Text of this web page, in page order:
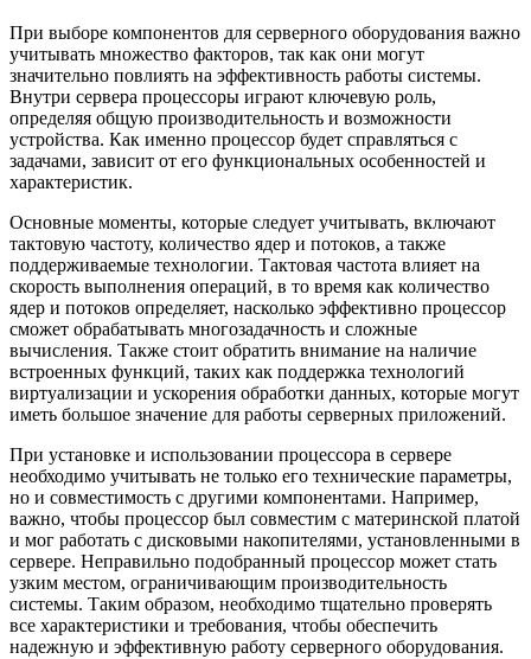
При выборе компонентов для серверного оборудования важно
учитывать множество факторов, так как они могут
значительно повлиять на эффективность работы системы.
Внутри сервера процессоры играют ключевую роль,
определяя общую производительность и возможности
устройства. Как именно процессор будет справляться с
задачами, зависит от его функциональных особенностей и
характеристик.
Основные моменты, которые следует учитывать, включают
тактовую частоту, количество ядер и потоков, а также
поддерживаемые технологии. Тактовая частота влияет на
скорость выполнения операций, в то время как количество
ядер и потоков определяет, насколько эффективно процессор
сможет обрабатывать многозадачность и сложные
вычисления. Также стоит обратить внимание на наличие
встроенных функций, таких как поддержка технологий
виртуализации и ускорения обработки данных, которые могут
иметь большое значение для работы серверных приложений.
При установке и использовании процессора в сервере
необходимо учитывать не только его технические параметры,
но и совместимость с другими компонентами. Например,
важно, чтобы процессор был совместим с материнской платой
и мог работать с дисковыми накопителями, установленными в
сервере. Неправильно подобранный процессор может стать
узким местом, ограничивающим производительность
системы. Таким образом, необходимо тщательно проверять
все характеристики и требования, чтобы обеспечить
надежную и эффективную работу серверного оборудования.